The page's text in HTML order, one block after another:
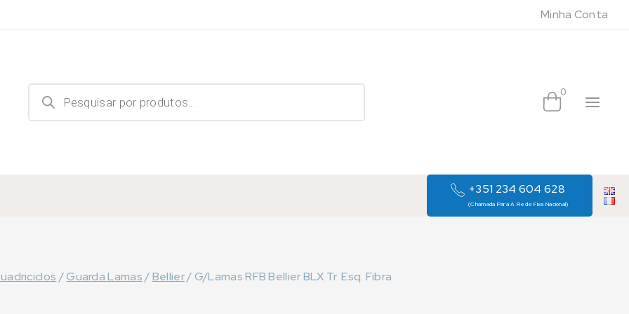
Minha Conta
Products
search 0
+351 234 604 628
(Chamada Para A Rede Fixa Nacional)
/Guarda Lamas/Bellier/G/Lamas RFB Bellier BLX Tr. Esq. Fibra